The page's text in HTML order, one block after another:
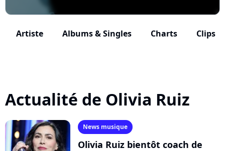
Artiste Albums & Singles Charts Clips
Actualité de Olivia Ruiz
News musique
Olivia Ruiz bientôt coach de